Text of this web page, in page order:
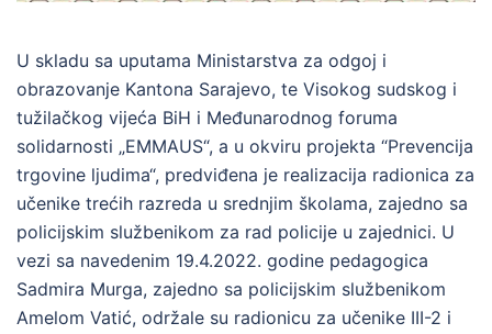
U skladu sa uputama Ministarstva za odgoj i
obrazovanje Kantona Sarajevo, te Visokog sudskog i
tužilačkog vijeća BiH i Međunarodnog foruma
solidarnosti „EMMAUS“, a u okviru projekta “Prevencija
trgovine ljudima“, predviđena je realizacija radionica za
učenike trećih razreda u srednjim školama, zajedno sa
policijskim službenikom za rad policije u zajednici. U
vezi sa navedenim 19.4.2022. godine pedagogica
Sadmira Murga, zajedno sa policijskim službenikom
Amelom Vatić, održale su radionicu za učenike III-2 i